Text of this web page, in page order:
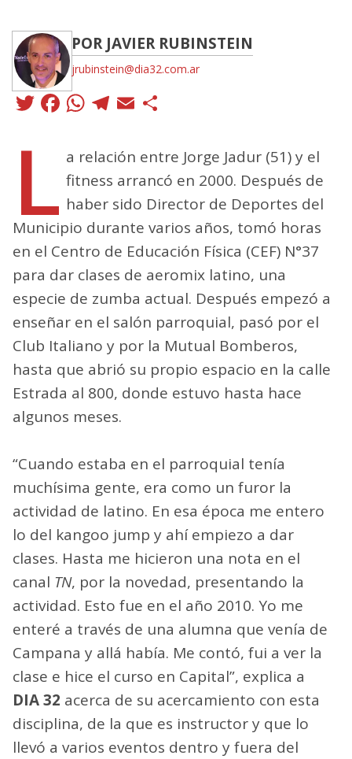
POR JAVIER RUBINSTEIN
jrubinstein@dia32.com.ar
Twitter
Facebook
WhatsApp
Telegram
Email
L a relación entre Jorge Jadur (51) y el
fitness arrancó en 2000. Después de
haber sido Director de Deportes del
Municipio durante varios años, tomó horas
en el Centro de Educación Física (CEF) N°37
para dar clases de aeromix latino, una
especie de zumba actual. Después empezó a
enseñar en el salón parroquial, pasó por el
Club Italiano y por la Mutual Bomberos,
hasta que abrió su propio espacio en la calle
Estrada al 800, donde estuvo hasta hace
algunos meses.
“Cuando estaba en el parroquial tenía
muchísima gente, era como un furor la
actividad de latino. En esa época me entero
lo del kangoo jump y ahí empiezo a dar
clases. Hasta me hicieron una nota en el
canal TN, por la novedad, presentando la
actividad. Esto fue en el año 2010. Yo me
enteré a través de una alumna que venía de
Campana y allá había. Me contó, fui a ver la
clase e hice el curso en Capital”, explica a
DIA 32 acerca de su acercamiento con esta
disciplina, de la que es instructor y que lo
llevó a varios eventos dentro y fuera del